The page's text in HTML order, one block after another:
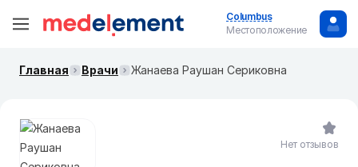
Columbus
Местоположение
Главная Врачи Жанаева Раушан Сериковна
Нет отзывов